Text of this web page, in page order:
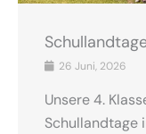
26 Juni, 2026
Unsere 4.
Schullandtage